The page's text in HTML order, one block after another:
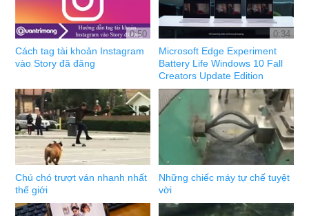
0:50
Cách tag tài khoản Instagram
vào Story đã đăng
0:34
Microsoft Edge Experiment
Battery Life Windows 10 Fall
Creators Update Edition
Chú chó trượt ván nhanh nhất
thế giới
Những chiếc máy tự chế tuyệt
vời